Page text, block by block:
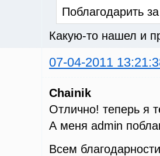
Поблагодарить
Какую-то нашел и
07-04-2011
Chainik
Отлично! теперь я
А меня admin
Всем